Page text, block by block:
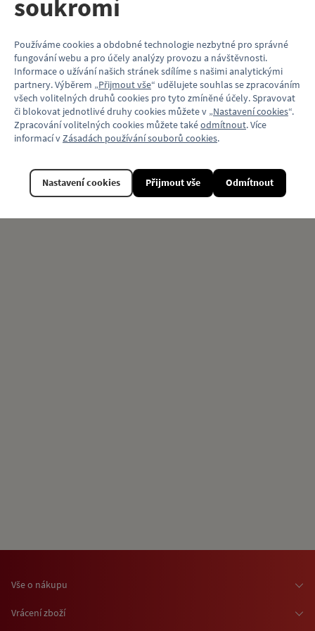
Samolepka je složená z PVC a lamina.
Vlastnosti
Kód produktu KP273_961
Model vozu Karosa B 961
Motiv (typ vozu)
Související produkty
Vše o nákupu
Osobní odběr zboží
Vrácení zboží
soukromí
Používáme cookies a obdobné technologie nezbytné pro správné
fungování webu a pro účely analýzy provozu a návštěvnosti.
Informace o užívání našich stránek sdílíme s našimi analytickými
partnery. Výběrem „Přijmout vše“ udělujete souhlas se zpracováním
všech volitelných druhů cookies pro tyto zmíněné účely. Spravovat
či blokovat jednotlivé druhy cookies můžete v „Nastavení cookies“.
Zpracování volitelných cookies můžete takéodmítnout. Více
informací v Zásadách používání souborů cookies.
Odmítnout
Nastavení cookies Přijmout vše